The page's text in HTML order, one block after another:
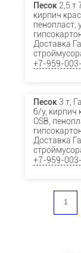
Песок2,5 т
кирпич
пенопласт,
Доставка
+7-959-
Песок3 т,
б/у, кирпич
OSB,
Доставка
+7-959-
1